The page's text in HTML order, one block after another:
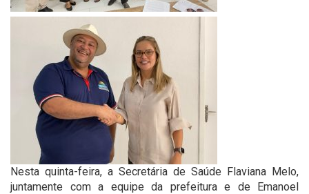
Nesta quinta-feira, a Secretária de Saúde Flaviana Melo,
juntamente com a equipe da prefeitura e de Emanoel